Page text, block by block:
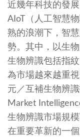
近幾年科技的發
AIoT（人工智慧
熟的浪潮下，智
勢。其中，以生
生物辨識包括指
為市場越來越重
元／互補生物辨
Market
生物辨識市場規
在重要革新的一個